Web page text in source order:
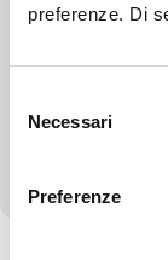
preferenze. Di
delNecessari
Preferenze